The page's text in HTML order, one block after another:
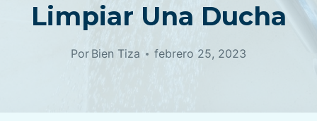
Limpiar Una Ducha
Por Bien Tiza febrero 25, 2023